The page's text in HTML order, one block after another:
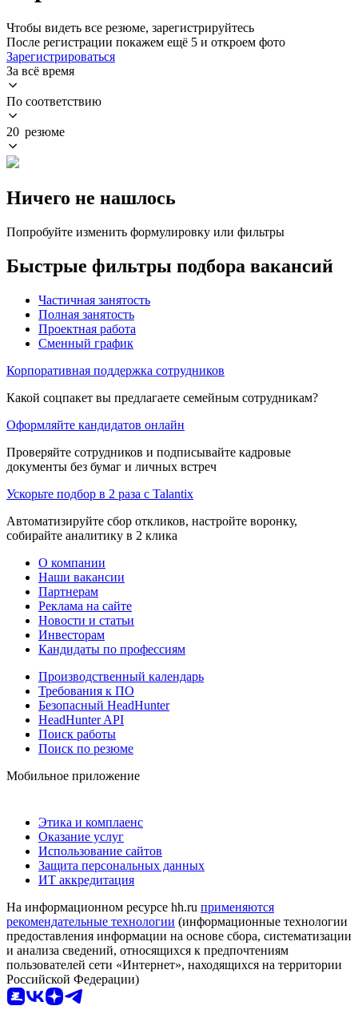
Чтобы видеть все резюме, зарегистрируйтесь
После регистрации покажем ещё 5 и откроем фото
Зарегистрироваться
За всё время
По соответствию
20 резюме
Ничего не нашлось
Попробуйте изменить формулировку или фильтры
Быстрые фильтры подбора вакансий
Частичная занятость
Полная занятость
Проектная работа
Сменный график
Корпоративная поддержка сотрудников
Какой соцпакет вы предлагаете семейным сотрудникам?
Оформляйте кандидатов онлайн
Проверяйте сотрудников и подписывайте кадровые
документы без бумаг и личных встреч
Ускорьте подбор в 2 раза с Talantix
Автоматизируйте сбор откликов, настройте воронку,
собирайте аналитику в 2 клика
О компании
Наши вакансии
Партнерам
Реклама на сайте
Новости и статьи
Инвесторам
Кандидаты по профессиям
Производственный календарь
Требования к ПО
Безопасный HeadHunter
HeadHunter API
Поиск работы
Поиск по резюме
Мобильное приложение
Этика и комплаенс
Оказание услуг
Использование сайтов
Защита персональных данных
ИТ аккредитация
На информационном ресурсе hh.ru применяются
рекомендательные технологии (информационные технологии
предоставления информации на основе сбора, систематизации
и анализа сведений, относящихся к предпочтениям
пользователей сети «Интернет», находящихся на территории
Российской Федерации)